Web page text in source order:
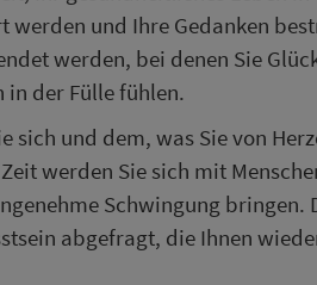
werden und Ihre Gedanken
werden, bei denen Sie
der Fülle fühlen.
sich und dem, was Sie von
werden Sie sich mit
Schwingung
abgefragt, die Ihnen